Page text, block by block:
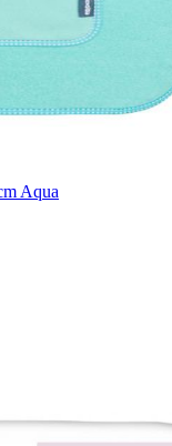
Aqua